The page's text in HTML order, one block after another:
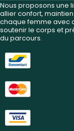
Nous proposons une
allier confort,
chaque femme avec
soutenir le corps et
du parcours.